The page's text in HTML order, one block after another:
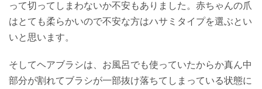
って切ってしまわないか不安もありました。赤ちゃんの爪
はとても柔らかいので不安な方はハサミタイプを選ぶとい
いと思います。
そしてヘアブラシは、お風呂でも使っていたからか真ん中
部分が割れてブラシが一部抜け落ちてしまっている状態に